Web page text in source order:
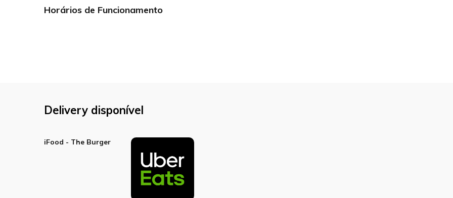
Horários de Funcionamento
Delivery disponível
iFood - The Burger